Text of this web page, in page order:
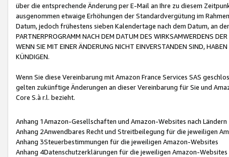
über die entsprechende Änderung per E-Mail an Ihre zu diesem
ausgenommen etwaige Erhöhungen der Standardvergütung im
Datum, jedoch frühestens sieben Kalendertage nach dem Datum, an
PARTNERPROGRAMM NACH DEM DATUM DES WIRKSAMWERDENS
WENN SIE MIT EINER ÄNDERUNG NICHT EINVERSTANDEN SIND,
KÜNDIGEN.
Wenn Sie diese Vereinbarung mit Amazon France Services SAS
gelten zukünftige Änderungen an dieser Vereinbarung für Sie und
Core S.à r.l. bezieht.
Anhang 1Amazon-Gesellschaften und Amazon-Websites nach Ländern
Anhang 2Anwendbares Recht und Streitbeilegung für die jeweiligen
Anhang 3Steuerbestimmungen für die jeweiligen Amazon-Websites
Anhang 4Datenschutzerklärungen für die jeweiligen Amazon-Websites